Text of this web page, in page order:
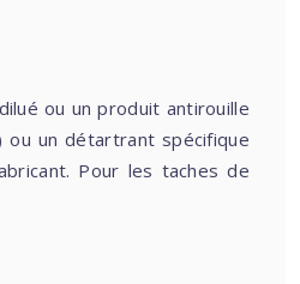
ou un produit antirouille
ou un détartrant spécifique
Pour les taches de